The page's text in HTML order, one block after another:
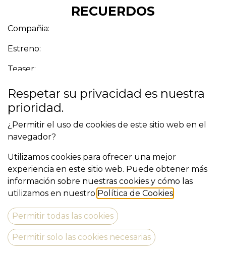
RECUERDOS
Compañia:
Estreno:
Teaser:
Descubra más
Pep Vila
vila.pep@gmail.com
627818871
Respetar su privacidad es nuestra
prioridad.
¿Permitir el uso de cookies de este sitio web en el
navegador?
Utilizamos cookies para ofrecer una mejor
experiencia en este sitio web. Puede obtener más
información sobre nuestras cookies y cómo las
utilizamos en nuestro Política de Cookies
Permitir todas las cookies
Permitir solo las cookies necesarias